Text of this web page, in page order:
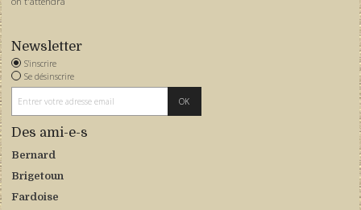
Newsletter
S'inscrire
Se désinscrire
Des ami-e-s
Bernard
Brigetoun
Fardoise